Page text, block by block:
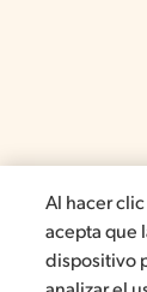
©2019, Nestlé.
Al hacer clic
acepta que
dispositivo